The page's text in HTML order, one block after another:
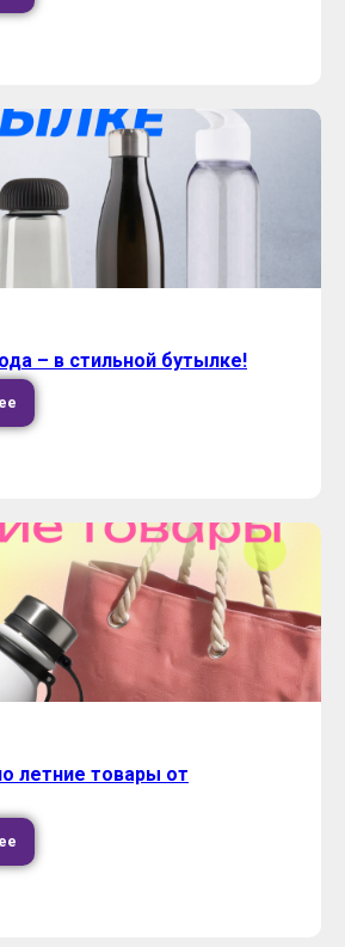
– в стильной бутылке!
летние товары от